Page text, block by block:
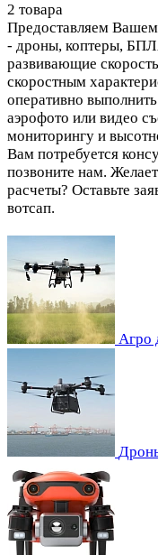
2 товара
Предоставляем
- дроны, коптеры,
развивающие
скоростным
оперативно
аэрофото или видео
мониторингу и
Вам потребуется
позвоните нам.
расчеты? Оставьте
вотсап.
Агро